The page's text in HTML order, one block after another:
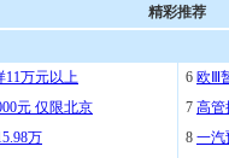
精彩推荐
11万元以上
元 仅限北京
万
6 欧Ⅲ
7 高管
8 一汽